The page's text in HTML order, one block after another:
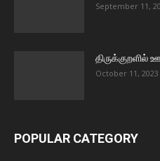
September 11,
திருக்குறளில்
October 11, 2023
POPULAR CATEGORY